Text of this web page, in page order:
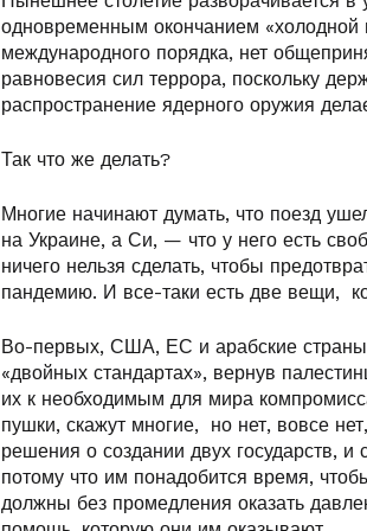
одновременным окончанием
международного порядка, нет
равновесия сил террора, поскольку
распространение ядерного оружия
Так что же делать?
Многие начинают думать, что поезд
на Украине, а Си, — что у него есть
ничего нельзя сделать, чтобы
пандемию. И все-таки есть две вещи,
Во-первых, США, ЕС и арабские
«двойных стандартах», вернув
их к необходимым для мира
пушки, скажут многие, но нет, вовсе
решения о создании двух государств,
потому что им понадобится время,
должны без промедления оказать